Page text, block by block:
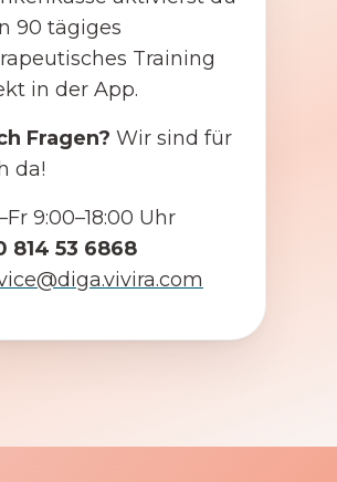
90 tägiges
Training
in der App.
Fragen? Wir sind für
da!
9:00–18:00 Uhr
814 53 6868